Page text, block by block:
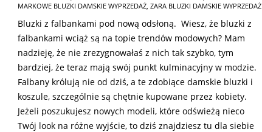
21
MARKOWE BLUZKI DAMSKIE WYPRZEDAŻ ZARA BLUZKI DAMSKIE WYPRZEDAŻ
Bluzki z falbankami pod nową odsłoną. Wiesz, że bluzki z
falbankami wciąż są na topie trendów modowych? Mam
nadzieję, że nie zrezygnowałaś z nich tak szybko, tym
bardziej, że teraz mają swój punkt kulminacyjny w modzie.
Falbany królują nie od dziś, a te zdobiące damskie bluzki i
koszule, szczególnie są chętnie kupowane przez kobiety.
Jeżeli poszukujesz nowych modeli, które odświeżą nieco
Twój look na różne wyjście, to dziś znajdziesz tu dla siebie